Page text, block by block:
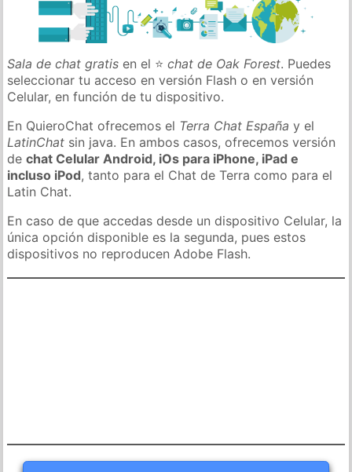
Sala de chat gratis en el ⭐chat de Oak Forest. Puedes
seleccionar tu acceso en versión Flash o en versión
Celular, en función de tu dispositivo.
En QuieroChat ofrecemos el Terra Chat España y el
LatinChat sin java. En ambos casos, ofrecemos versión
dechat Celular Android, iOs para iPhone, iPad e
incluso iPod, tanto para el Chat de Terra como para el
Latin Chat.
En caso de que accedas desde un dispositivo Celular, la
única opción disponible es la segunda, pues estos
dispositivos no reproducen Adobe Flash.